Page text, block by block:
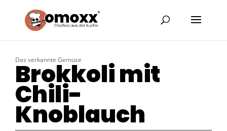
Das verkannte Gemüse
Brokkoli mit
Chili-
Knoblauch